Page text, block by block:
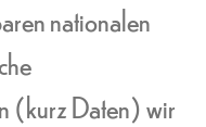
nationalen
(kurz Daten) wir